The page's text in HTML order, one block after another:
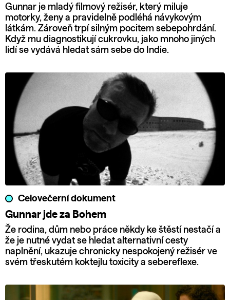
Gunnar je mladý filmový režisér, který miluje
motorky, ženy a pravidelně podléhá návykovým
látkám. Zároveň trpí silným pocitem sebepohrdání.
Když mu diagnostikují cukrovku, jako mnoho jiných
lidí se vydává hledat sám sebe do Indie.
Celovečerní dokument
Gunnar jde za Bohem
Že rodina, dům nebo práce někdy ke štěstí nestačí a
že je nutné vydat se hledat alternativní cesty
naplnění, ukazuje chronicky nespokojený režisér ve
svém třeskutém koktejlu toxicity a sebereflexe.